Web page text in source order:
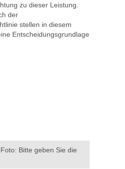
zu dieser Leistung.
der
stellen in diesem
Entscheidungsgrundlage
Bitte geben Sie die